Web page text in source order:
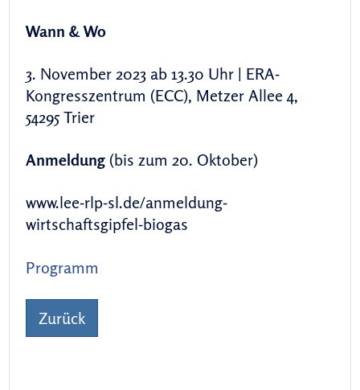
Wann & Wo
3. November 2023 ab 13.30 Uhr | ERA-
Kongresszentrum (ECC), Metzer Allee 4,
54295 Trier
Anmeldung (bis zum 20. Oktober)
www.lee-rlp-sl.de/anmeldung-
wirtschaftsgipfel-biogas
Programm
Zurück